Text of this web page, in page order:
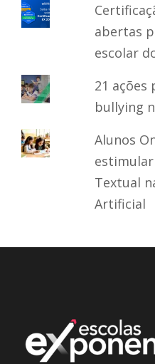
abertas
escolar
21
bullying
Alunos
Textual
Artificial